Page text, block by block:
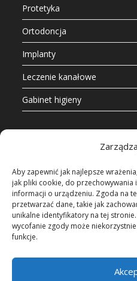
Aby zapewnić jak najlepsze
jak pliki cookie, do
informacji o urządzeniu. Zgoda na
przetwarzać dane, takie jak
unikalne identyfikatory na tej
wycofanie zgody może
funkcje.
Protetyka
Ortodoncja
Implanty
Leczenie kanałowe
Gabinet higieny
KONTAKT
Adres:
30-512 Kraków, pl.
Telefon:
(12) 656 70 55
Email:
recepcja@pro-orto-dent.pl